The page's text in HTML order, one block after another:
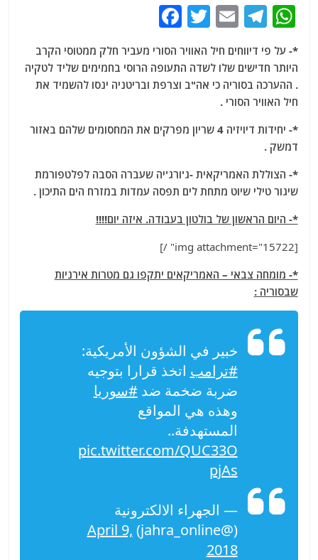
W
at
s
A
p
p
T
e
g
ra
m
E
m
ai
l
T
itt
er
c
e
o
k
*- על פי דיווחים חיל האוויר הסורי מעביר חלק ממטוסי הקרב
היותר חדישים שלו לשדה התעופה הרוסי בחמימים שליד לטקיה
. ההערכה בסוריה כי אה"ב וצרפת ובריטניה ינסו להשמיד את
חיל האוויר הסורי .
*- יחידות דיויזיה 4 שריון מפרקים את המחסומים שלהם באזור
דמשק .
*- הצוללת האמריקאית -ג'ורג'יה שעברה הסבה לפלטפורמת
שיגור טילי שיוט מתחת לים תפסה עמדות במזרח הים התיכון .
*- היום הראשון של בולטון בעבודה. איזה יום!!!!
[img attachment="15722" /]
*- מומחה צבאי – האמריקאים יתקפו גם מטרות אירניות
שבסוריה :
خبير في الشؤون الأمريكية:
#ترامب اتخذ قرارا بتوجيه
ضربة ضخمة ضد#سوريا
وهذه هي المواقع
المستهدفة..
pic.twitter.com/QUC33O
pjAs
— الجهراء الالكترونية
(@jahra_online)
April 9,
2018